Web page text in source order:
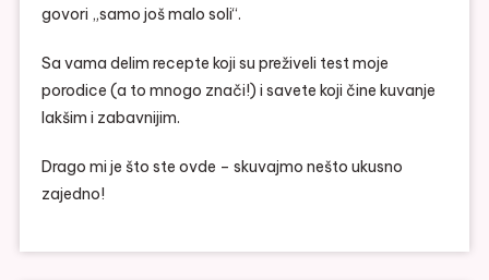
govori „samo još malo soli“.
Sa vama delim recepte koji su preživeli test moje
porodice (a to mnogo znači!) i savete koji čine kuvanje
lakšim i zabavnijim.
Drago mi je što ste ovde – skuvajmo nešto ukusno
zajedno!